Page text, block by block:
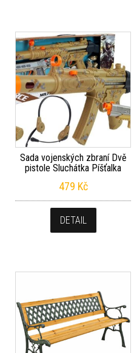
Sada vojenských zbraní Dvě
pistole Sluchátka Píšťalka
479 Kč
DETAIL